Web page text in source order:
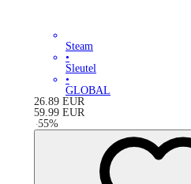
Steam
•
Sleutel
•
GLOBAL
26.89 EUR
59.99 EUR
-55%